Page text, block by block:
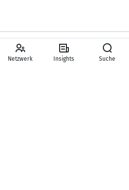
Netzwerk Insights Suche